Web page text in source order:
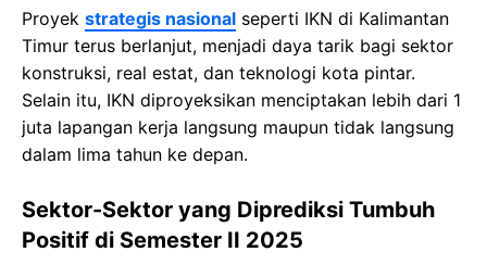
Proyek strategis nasional seperti IKN di Kalimantan
Timur terus berlanjut, menjadi daya tarik bagi sektor
konstruksi, real estat, dan teknologi kota pintar.
Selain itu, IKN diproyeksikan menciptakan lebih dari 1
juta lapangan kerja langsung maupun tidak langsung
dalam lima tahun ke depan.
Sektor-Sektor yang Diprediksi Tumbuh
Positif di Semester II 2025